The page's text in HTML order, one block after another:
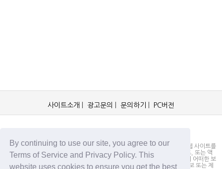
By continuing to use our site, you agree to our
Terms of Service and Privacy Policy. This
website uses cookies to ensure you get the best
사이트소개 광고문의 문의하기 PC버전
OCKorea365.com 오씨코리아365는 본 웹 사이트에 명시되어 있거나, 본 웹 사이트를
통해 배포되거나, 본 웹 사이트에 포함되어 있는 서비스로부터 링크, 다운로드, 또는 액
세스되는 정보, 내용 또는 광고(총칭하여 "자료")의 정확성이나 신뢰성에 대해 어떠한 보
증도 하지 않을 뿐만 아니라 서비스상의, 또는 서비스와 관련된 광고, 기타 정보 또는 제